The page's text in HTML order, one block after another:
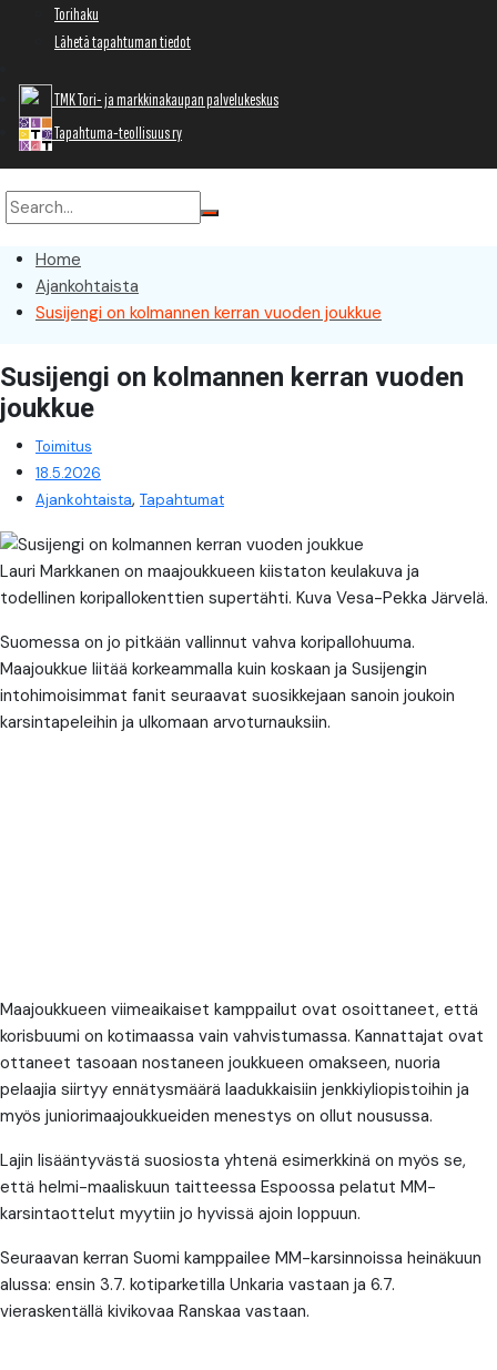
Torihaku
Lähetä tapahtuman tiedot
TMK Tori- ja markkinakaupan palvelukeskus
Tapahtuma-teollisuus ry
Home
Ajankohtaista
Susijengi on kolmannen kerran vuoden joukkue
Susijengi on kolmannen kerran vuoden
joukkue
Toimitus
18.5.2026
Ajankohtaista, Tapahtumat
Lauri Markkanen on maajoukkueen kiistaton keulakuva ja
todellinen koripallokenttien supertähti. Kuva Vesa-Pekka Järvelä.
Suomessa on jo pitkään vallinnut vahva koripallohuuma.
Maajoukkue liitää korkeammalla kuin koskaan ja Susijengin
intohimoisimmat fanit seuraavat suosikkejaan sanoin joukoin
karsintapeleihin ja ulkomaan arvoturnauksiin.
Maajoukkueen viimeaikaiset kamppailut ovat osoittaneet, että
korisbuumi on kotimaassa vain vahvistumassa. Kannattajat ovat
ottaneet tasoaan nostaneen joukkueen omakseen, nuoria
pelaajia siirtyy ennätysmäärä laadukkaisiin jenkkiyliopistoihin ja
myös juniorimaajoukkueiden menestys on ollut nousussa.
Lajin lisääntyvästä suosiosta yhtenä esimerkkinä on myös se,
että helmi-maaliskuun taitteessa Espoossa pelatut MM-
karsintaottelut myytiin jo hyvissä ajoin loppuun.
Seuraavan kerran Suomi kamppailee MM-karsinnoissa heinäkuun
alussa: ensin 3.7. kotiparketilla Unkaria vastaan ja 6.7.
vieraskentällä kivikovaa Ranskaa vastaan.